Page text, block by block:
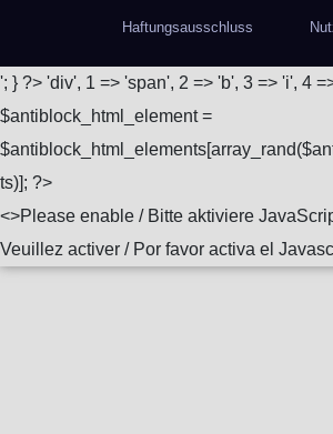
Haftungsausschluss
'; } ?> 'div', 1 => 'span', 2 => 'b', 3 => 'i', 4
$antiblock_html_element =
ts)]; ?>
<>Please enable / Bitte aktiviere
Veuillez activer / Por favor activa el